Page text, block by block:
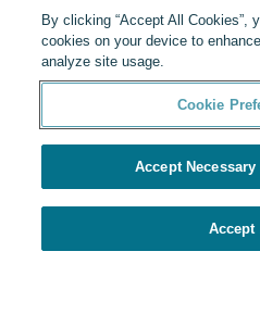
By clicking “Accept All Cookies”,
cookies on your device to
analyze site usage.
Cookie
Accept
Accept